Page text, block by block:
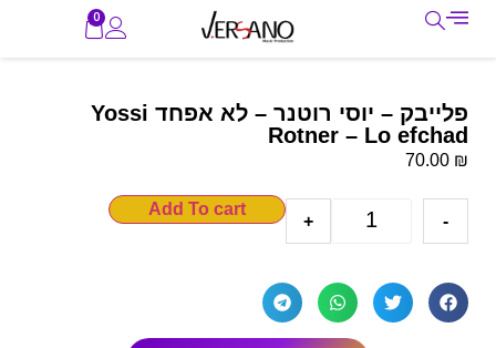
0
פלייבק – יוסי רוטנר – לא אפחד Yossi
Rotner – Lo efchad
70.00 ₪
-
+
Add To cart